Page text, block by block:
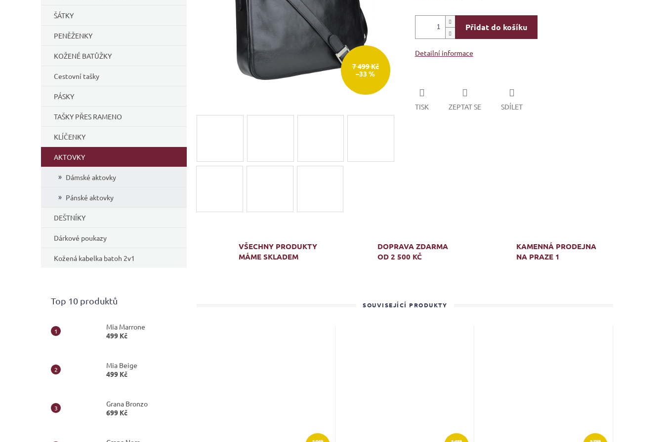
ŠÁTKY
PENĚŽENKY
KOŽENÉ BATŮŽKY
Cestovní tašky
PÁSKY
TAŠKY PŘES RAMENO
KLÍČENKY
AKTOVKY
Dámské aktovky
Pánské aktovky
DEŠTNÍKY
Dárkové poukazy
Kožená kabelka batoh 2v1
Top 10 produktů
Mia Marrone
499 Kč
Mia Beige
499 Kč
Grana Bronzo
699 Kč
7 499 Kč
–33 %
Přidat do košíku
Detailní informace
TISK ZEPTAT SE SDÍLET
VŠECHNY PRODUKTY
MÁME SKLADEM
DOPRAVA ZDARMA
OD 2 500 KČ
KAMENNÁ PRODEJNA
NA PRAZE 1
SOUVISEJÍCÍ PRODUKTY